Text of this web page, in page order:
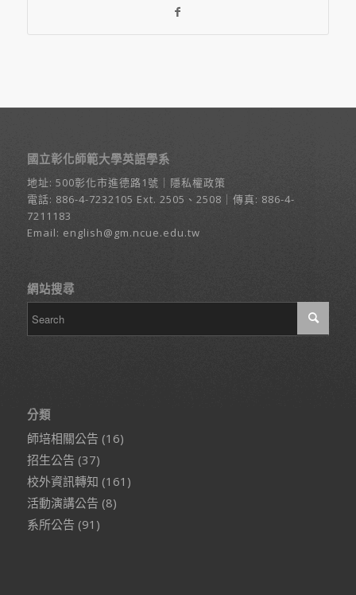
國立彰化師範大學英語學系
地址: 500彰化市進德路1號 ｜ 隱私權政策
電話: 886-4-7232105 Ext. 2505、2508｜傳真: 886-4-
7211183
Email: english@gm.ncue.edu.tw
網站搜尋
分類
師培相關公告 (16)
招生公告 (37)
校外資訊轉知 (161)
活動演講公告 (8)
系所公告 (91)